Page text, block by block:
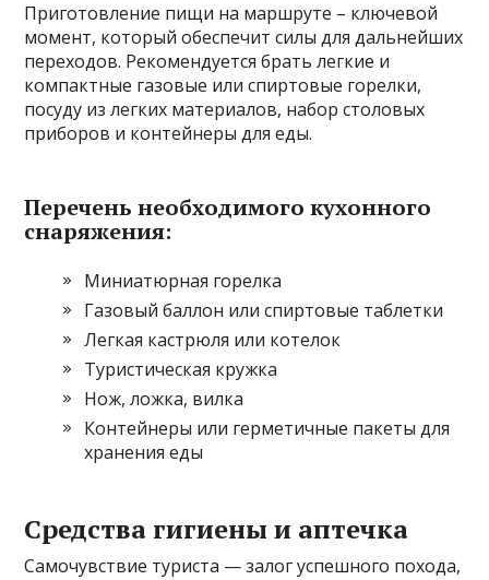
Приготовление пищи на маршруте – ключевой
момент, который обеспечит силы для дальнейших
переходов. Рекомендуется брать легкие и
компактные газовые или спиртовые горелки,
посуду из легких материалов, набор столовых
приборов и контейнеры для еды.
Перечень необходимого кухонного
снаряжения:
Миниатюрная горелка
Газовый баллон или спиртовые таблетки
Легкая кастрюля или котелок
Туристическая кружка
Нож, ложка, вилка
Контейнеры или герметичные пакеты для
хранения еды
Средства гигиены и аптечка
Самочувствие туриста — залог успешного похода,